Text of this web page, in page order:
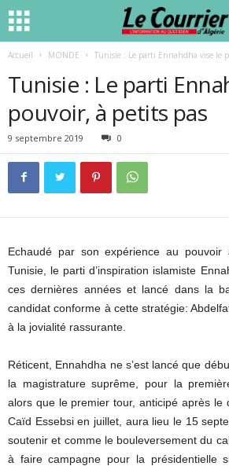
Accueil MONDE Tunisie : Le parti Ennahdha vise le
Tunisie : Le parti
pouvoir, à petits pas
9 septembre 2019 0
Echaudé par son expérience au pouvoir
Tunisie, le parti d’inspiration islamiste
ces dernières années et lancé dans la
candidat conforme à cette stratégie:
à la jovialité rassurante.
Réticent, Ennahdha ne s’est lancé que
la magistrature suprême, pour la
alors que le premier tour, anticipé après le
Caïd Essebsi en juillet, aura lieu le 15
soutenir et comme le bouleversement du
à faire campagne pour la présidentielle